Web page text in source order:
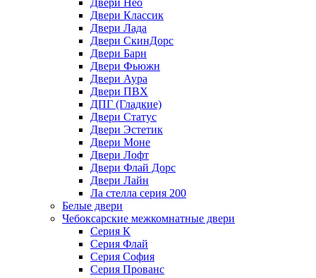
Двери Нео
Двери Классик
Двери Лада
Двери СкинДорс
Двери Барн
Двери Фьюжн
Двери Аура
Двери ПВХ
ДПГ (Гладкие)
Двери Статус
Двери Эстетик
Двери Моне
Двери Лофт
Двери Флай Дорс
Двери Лайн
Ла стелла серия 200
Белые двери
Чебоксарские межкомнатные двери
Серия К
Серия Флай
Серия София
Серия Прованс